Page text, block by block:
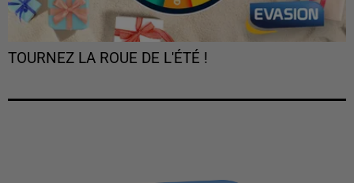
TOURNEZ LA ROUE DE L'ÉTÉ !